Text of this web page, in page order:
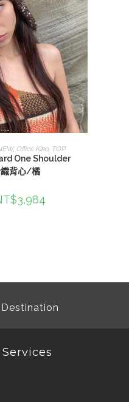
物車
, Office Kiko, TOP
One Shoulder
織背心/橘
3,984